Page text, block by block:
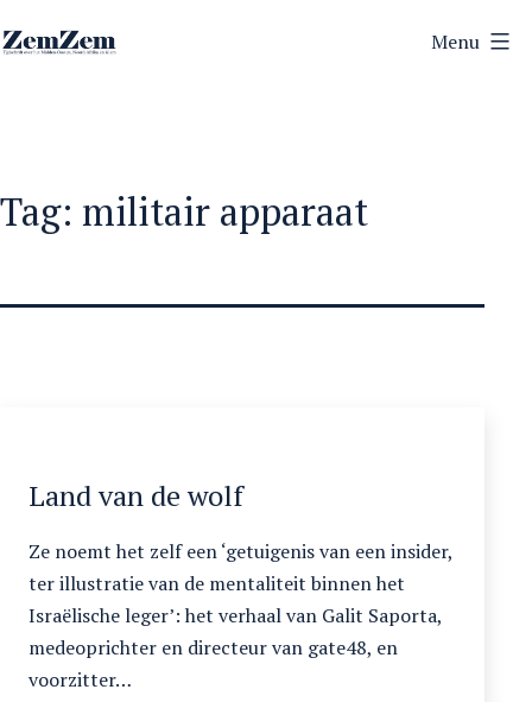
naar
Menu
Tag: militair apparaat
Land van de wolf
Ze noemt het zelf een ‘getuigenis van een insider,
ter illustratie van de mentaliteit binnen het
Israëlische leger’: het verhaal van Galit Saporta,
medeoprichter en directeur van gate48, en
voorzitter…